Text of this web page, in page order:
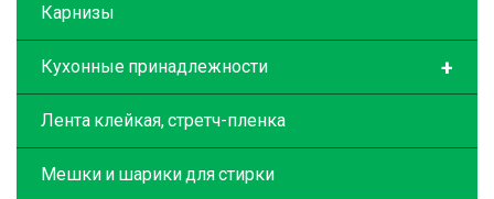
Карнизы
+
Кухонные принадлежности
Лента клейкая, стретч-пленка
Мешки и шарики для стирки